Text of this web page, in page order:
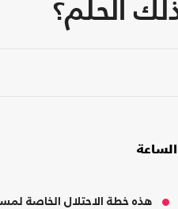
الحلم؟
الساعة
هذه خطة الاحتلال الخاصة